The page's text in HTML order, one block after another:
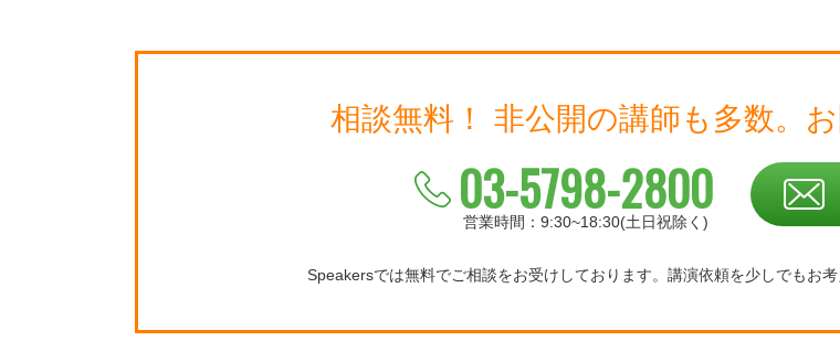
相談無料！ 非公開の講師も多数。
03-5798-2800
営業時間：9:30~18:30(土日祝除く)
Speakersでは無料でご相談をお受けしております。 講演依頼を少しでもお考